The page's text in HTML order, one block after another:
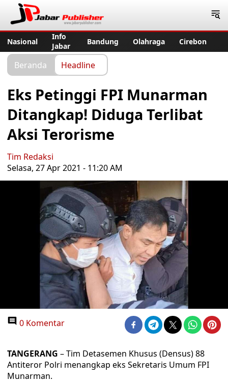
Nasional
Info
Jabar
Bandung Olahraga Cirebon
Beranda Headline
Eks Petinggi FPI Munarman
Ditangkap! Diduga Terlibat
Aksi Terorisme
Tim Redaksi
Selasa, 27 Apr 2021 - 11:20 AM
0 Komentar
TANGERANG – Tim Detasemen Khusus (Densus) 88
Antiteror Polri menangkap eks Sekretaris Umum FPI
Munarman.